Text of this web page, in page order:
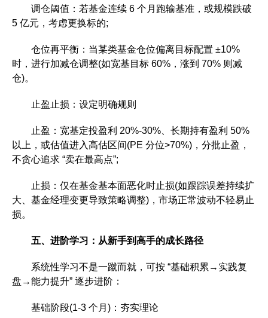
调仓阈值：若基金连续 6 个月跑输基准，或规模跌破
5 亿元，考虑更换标的;
仓位再平衡：当某类基金仓位偏离目标配置 ±10%
时，进行加减仓调整(如宽基目标 60%，涨到 70% 则减
仓)。
止盈止损：设定明确规则
止盈：宽基定投盈利 20%-30%、长期持有盈利 50%
以上，或估值进入高估区间(PE 分位>70%)，分批止盈，
不贪心追求 “卖在最高点”;
止损：仅在基金基本面恶化时止损(如跟踪误差持续扩
大、基金经理变更导致策略调整)，市场正常波动不轻易止
损。
五、进阶学习：从新手到高手的成长路径
系统性学习不是一蹴而就，可按 “基础积累→实践复
盘→能力提升” 逐步进阶：
基础阶段(1-3 个月)：夯实理论